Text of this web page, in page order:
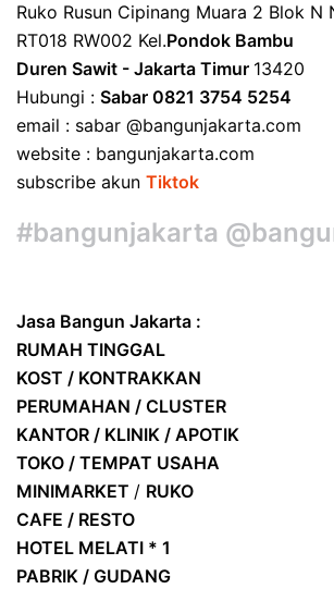
Ruko Rusun Cipinang Muara 2 Blok N
RT018 RW002 Kel.Pondok Bambu
Duren Sawit - Jakarta Timur 13420
Hubungi : Sabar 0821 3754 5254
email : sabar @bangunjakarta.com
website : bangunjakarta.com
subscribe akun Tiktok
#bangunjakarta
Jasa Bangun Jakarta :
RUMAH TINGGAL
KOST / KONTRAKKAN
PERUMAHAN / CLUSTER
KANTOR / KLINIK / APOTIK
TOKO / TEMPAT USAHA
MINIMARKET / RUKO
CAFE / RESTO
HOTEL MELATI * 1
PABRIK / GUDANG